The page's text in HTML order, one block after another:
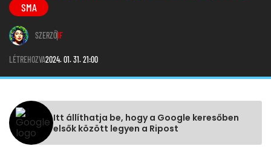
SMA
SZERZŐIF
LÉTREHOZVA2024. 01. 31. 21:00
Itt állíthatja be, hogy a Google keresőben
elsők között legyen a Ripost